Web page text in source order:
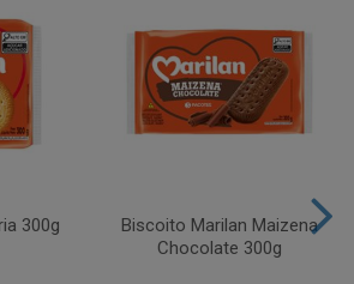
300g
Biscoito Marilan Maizena
Chocolate 300g